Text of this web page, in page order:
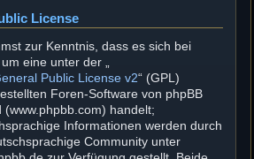
License
zur Kenntnis, dass es sich bei
eine unter der „
Public License v2“ (GPL)
Foren-Software von phpBB
(www.phpbb.com) handelt;
Informationen werden durch
Community unter